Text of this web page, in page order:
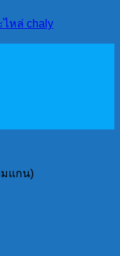
ไหล่ chaly
มแกน)